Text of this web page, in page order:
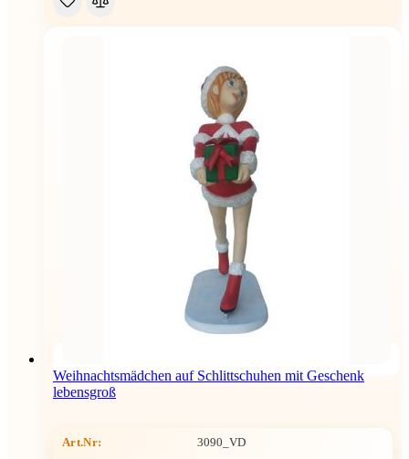
Weihnachtsmädchen auf Schlittschuhen mit Geschenk
lebensgroß
Art.Nr: 3090_VD